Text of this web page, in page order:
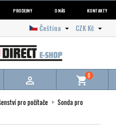
PRODEJNY O NÁS KONTAKTY
CZK Kč 
Čeština 
 shopping_cart0
pro počítače
Sonda pro